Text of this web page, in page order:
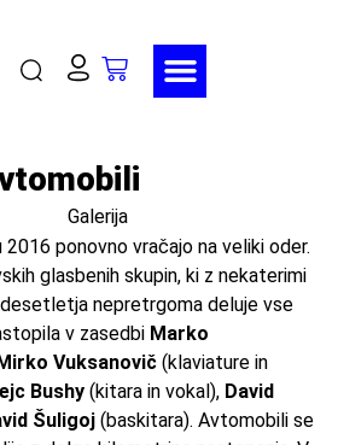
Galerija
ponovno vračajo na veliki oder.
glasbenih skupin, ki z nekaterimi
nepretrgoma deluje vse
v zasedbi Marko
Vuksanovič (klaviature in
Bushy (kitara in vokal), David
Šuligoj (baskitara). Avtomobili se